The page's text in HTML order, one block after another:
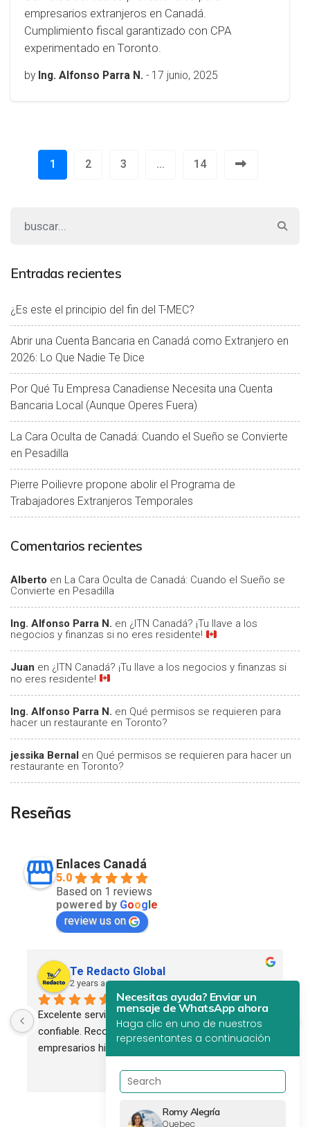
empresarios extranjeros en Canadá.
Cumplimiento fiscal garantizado con CPA
experimentado en Toronto.
by Ing. Alfonso Parra N. - 17 junio, 2025
1 2 3 ... 14
Entradas recientes
¿Es este el principio del fin del T-MEC?
Abrir una Cuenta Bancaria en Canadá como Extranjero en
2026: Lo Que Nadie Te Dice
Por Qué Tu Empresa Canadiense Necesita una Cuenta
Bancaria Local (Aunque Operes Fuera)
La Cara Oculta de Canadá: Cuando el Sueño se Convierte
en Pesadilla
Pierre Poilievre propone abolir el Programa de
Trabajadores Extranjeros Temporales
Comentarios recientes
Alberto en La Cara Oculta de Canadá: Cuando el Sueño se
Convierte en Pesadilla
Ing. Alfonso Parra N. en ¿ITN Canadá? ¡Tu llave a los
negocios y finanzas si no eres residente!
Juan en ¿ITN Canadá? ¡Tu llave a los negocios y finanzas si
no eres residente!
Ing. Alfonso Parra N. en Qué permisos se requieren para
hacer un restaurante en Toronto?
jessika Bernal en Qué permisos se requieren para hacer un
restaurante en Toronto?
Reseñas
Enlaces Canadá
5.0
Based on 1 reviews
powered by Google
review us on
Te Redacto Global
2 years ago
Excelente servicio. Profesional, eficiente y
confiable. Recomendado para todos los
empresarios hispanos.
Necesitas ayuda? Enviar un
mensaje de WhatsApp ahora
Haga clic en uno de nuestros
representantes a continuación
Romy Alegría
Quebec